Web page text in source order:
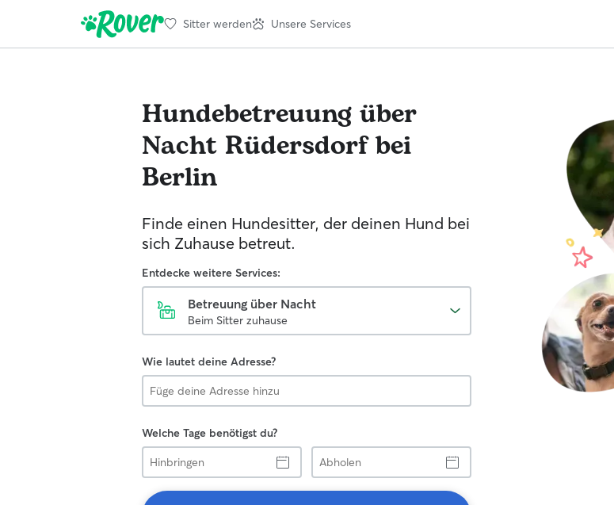
Sitter werden Unsere Services
Hundebetreuung über
Nacht Rüdersdorf bei
Berlin
Finde einen Hundesitter, der deinen Hund bei
sich Zuhause betreut.
Entdecke weitere Services:
Betreuung über Nacht
Beim Sitter zuhause
Wie lautet deine Adresse?
Welche Tage benötigst du?
Hinbringen
Abholen